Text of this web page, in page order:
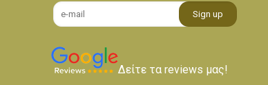
Δείτε τα reviews μας!